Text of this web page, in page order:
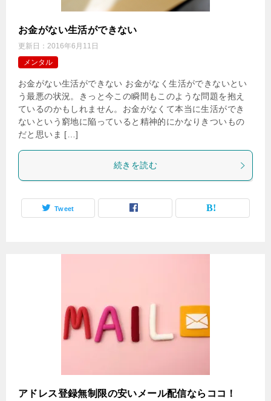
お金がない生活ができない
更新日： 2016年6月11日
メンタル
お金がない生活ができない お金がなく生活ができないとい
う最悪の状況。きっと今この瞬間もこのような問題を抱え
ているのかもしれません。お金がなくて本当に生活ができ
ないという窮地に陥っていると精神的にかなりきついもの
だと思いま […]
続きを読む
Tweet
アドレス登録無制限の安いメール配信ならココ！